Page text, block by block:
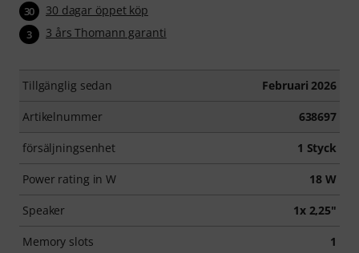
30 30 dagar öppet köp
3 3 års Thomann garanti
Tillgänglig sedan Februari 2026
Artikelnummer 638697
försäljningsenhet 1 Styck
Power rating in W 18 W
Speaker 1x 2,25"
Memory slots 1